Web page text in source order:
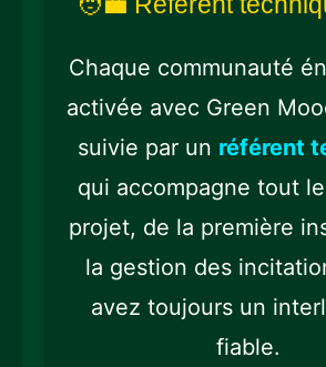
Chaque communauté
activée avec Green
suivie par un référent
qui accompagne tout
projet, de la première
la gestion des
avez toujours un
fiable.